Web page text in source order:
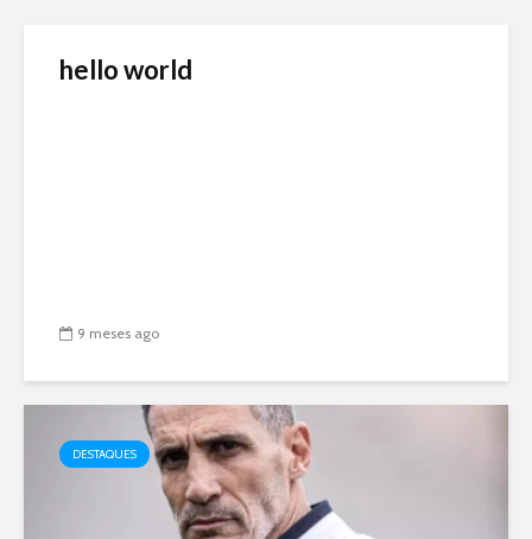
hello world
9 meses ago
DESTAQUES